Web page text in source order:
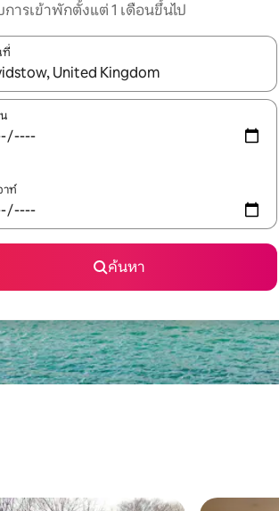
ารเข้าพักตั้งแต่ 1 เดือนขึ้นไป
ที่
ศรขึ้นลง หรือใช้การสัมผัสหรือปัด เพื่อสำรวจผลกา
าท์
ค้นหา